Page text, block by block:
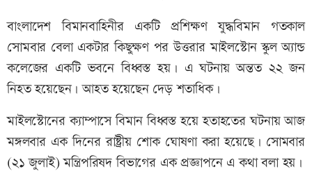
বাংলাদেশ বিমানবাহিনীর একটি প্রশিক্ষণ যুদ্ধবিমান গতকাল
সোমবার বেলা একটার কিছুক্ষণ পর উত্তরার মাইলস্টোন স্কুল অ্যান্ড
কলেজের একটি ভবনে বিধ্বস্ত হয়। এ ঘটনায় অন্তত ২২ জন
নিহত হয়েছেন। আহত হয়েছেন দেড় শতাধিক।
মাইলস্টোনের ক‍্যাম্পাসে বিমান বিধ্বস্ত হয়ে হতাহতের ঘটনায় আজ
মঙ্গলবার এক দিনের রাষ্ট্রীয় শোক ঘোষণা করা হয়েছে। সোমবার
(২১ জুলাই) মন্ত্রিপরিষদ বিভাগের এক প্রজ্ঞাপনে এ কথা বলা হয়।